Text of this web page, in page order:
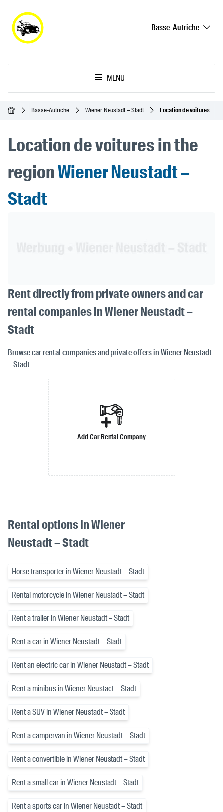
Basse-Autriche
MENU
AccueilBasse-Autriche Wiener Neustadt – Stadt Location de voitures
Location de voitures in the
regionWiener Neustadt –
Stadt
Rent directly from private owners and car
rental companies in Wiener Neustadt –
Stadt
Browse car rental companies and private offers in Wiener Neustadt
– Stadt
Add Car Rental Company
Rental options in Wiener
Neustadt – Stadt
Horse transporter in Wiener Neustadt – Stadt
Rental motorcycle in Wiener Neustadt – Stadt
Rent a trailer in Wiener Neustadt – Stadt
Rent a car in Wiener Neustadt – Stadt
Rent an electric car in Wiener Neustadt – Stadt
Rent a minibus in Wiener Neustadt – Stadt
Rent a SUV in Wiener Neustadt – Stadt
Rent a campervan in Wiener Neustadt – Stadt
Rent a convertible in Wiener Neustadt – Stadt
Rent a small car in Wiener Neustadt – Stadt
Rent a sports car in Wiener Neustadt – Stadt